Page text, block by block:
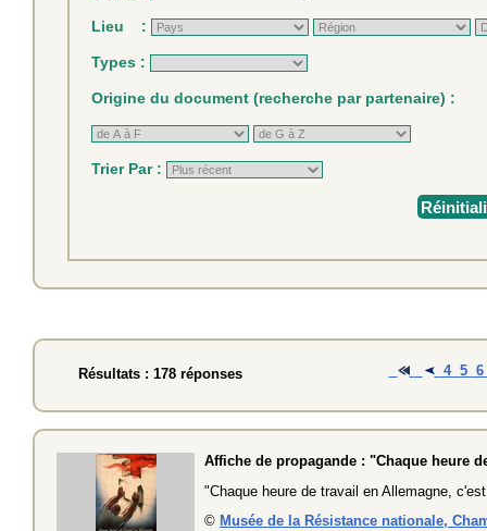
Lieu :
Types :
Origine du document (recherche par partenaire) :
Trier Par :
4 5 6
Résultats : 178 réponses
Affiche de propagande : "Chaque heure
"Chaque heure de travail en Allemagne,
© Musée de la Résistance nationale,